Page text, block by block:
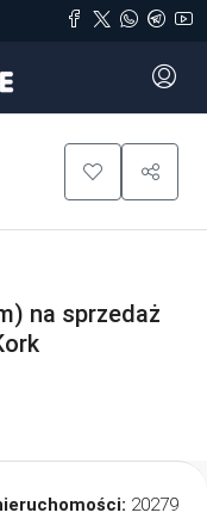
na sprzedaż
20279